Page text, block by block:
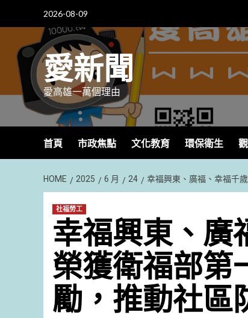
2026-08-09
愛新聞
愛高雄一萬個理由
首頁 市政焦點 文化教育 環保衛生
HOME 2025 6 月 24 幸福興東、廣福、幸福千
社福勞工
幸福興東、廣
榮獲衛福部第
勵，推動社區